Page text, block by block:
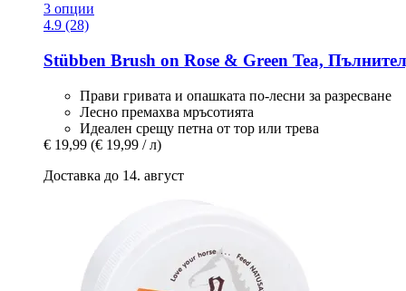
3 опции
4.9 (28)
Stübben Brush on Rose & Green Tea,
Прави гривата и опашката по-лесни за разресване
Лесно премахва мръсотията
Идеален срещу петна от тор или трева
€ 19,99 (€ 19,99 / л)
Доставка до 14. август